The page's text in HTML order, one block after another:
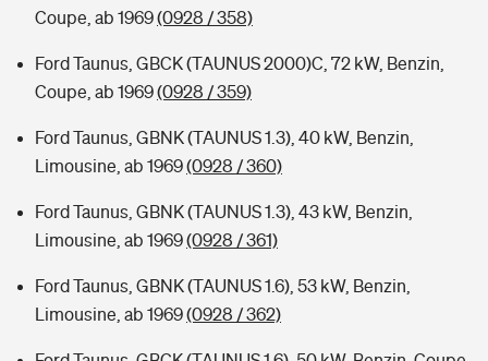
Coupe, ab 1969(0928 / 358)
Ford Taunus, GBCK (TAUNUS 2000)C, 72 kW, Benzin,
Coupe, ab 1969(0928 / 359)
Ford Taunus, GBNK (TAUNUS 1.3), 40 kW, Benzin,
Limousine, ab 1969(0928 / 360)
Ford Taunus, GBNK (TAUNUS 1.3), 43 kW, Benzin,
Limousine, ab 1969(0928 / 361)
Ford Taunus, GBNK (TAUNUS 1.6), 53 kW, Benzin,
Limousine, ab 1969(0928 / 362)